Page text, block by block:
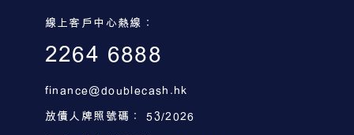
線上客戶中心熱線：
2264 6888
finance@doublecash.hk
放債人牌照號碼： 53/2026